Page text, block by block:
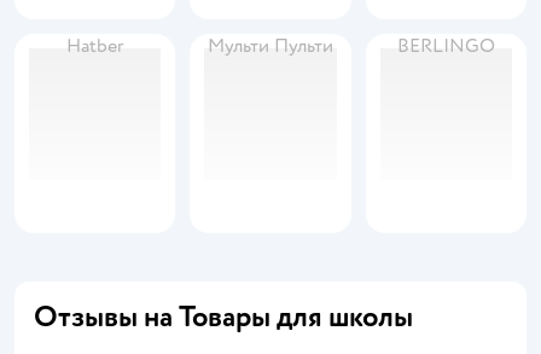
Hatber Мульти Пульти BERLINGO
Отзывы на Товары для школы